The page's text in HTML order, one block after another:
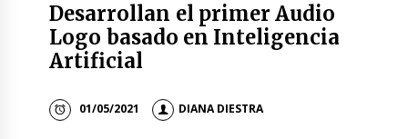
Desarrollan el primer Audio
Logo basado en Inteligencia
Artificial
01/05/2021 DIANA DIESTRA